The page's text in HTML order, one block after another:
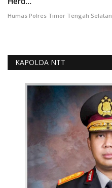
Humas Polres Timor Tengah Selatan
KAPOLDA NTT